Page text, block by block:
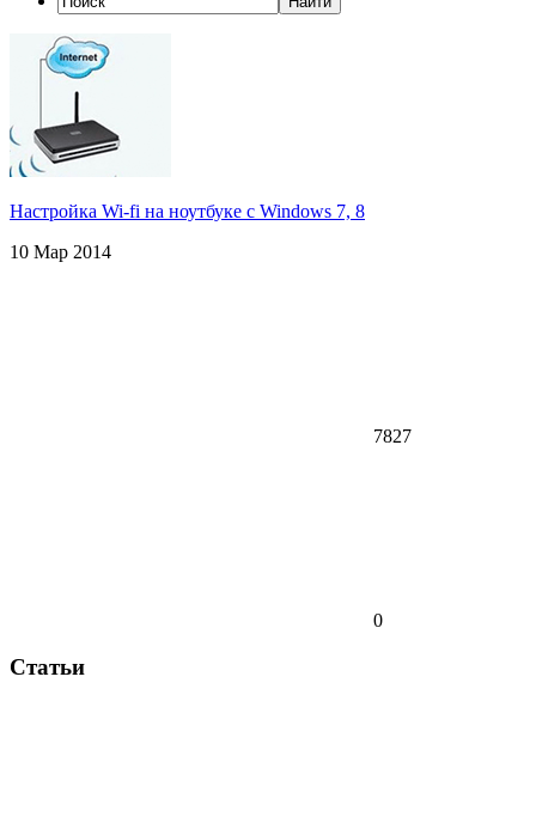
Настройка Wi-fi на ноутбуке с Windows 7, 8
10 Мар 2014
7827
0
Статьи